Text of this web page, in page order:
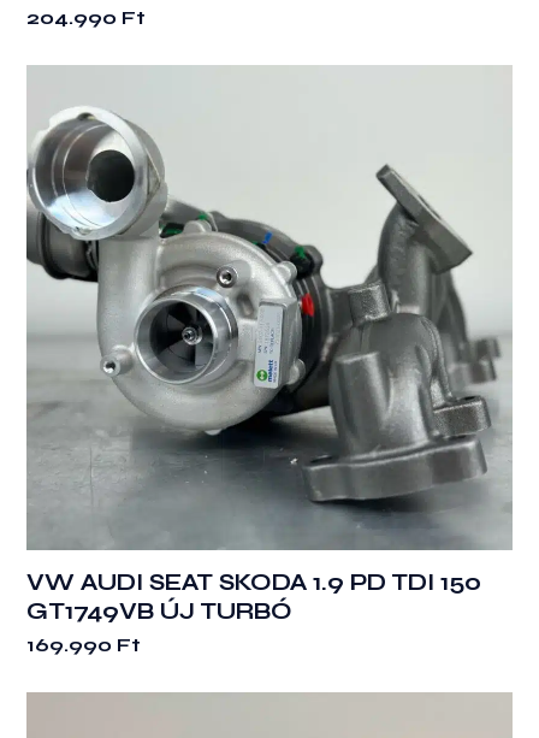
204.990 Ft
VW AUDI SEAT SKODA 1.9 PD TDI 150
GT1749VB ÚJ TURBÓ
169.990 Ft